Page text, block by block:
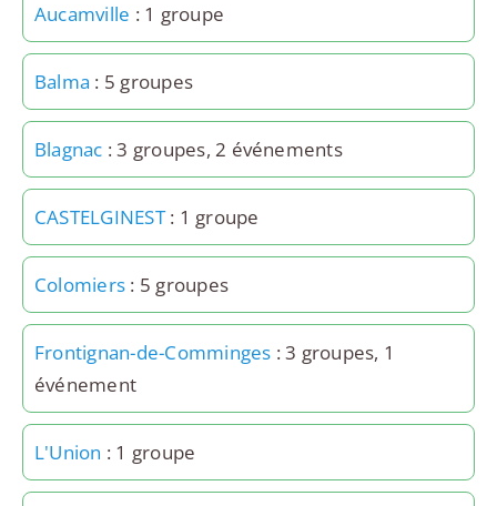
Aucamville : 1 groupe
Balma : 5 groupes
Blagnac : 3 groupes, 2 événements
CASTELGINEST: 1 groupe
Colomiers : 5 groupes
Frontignan-de-Comminges : 3 groupes, 1
événement
L'Union : 1 groupe